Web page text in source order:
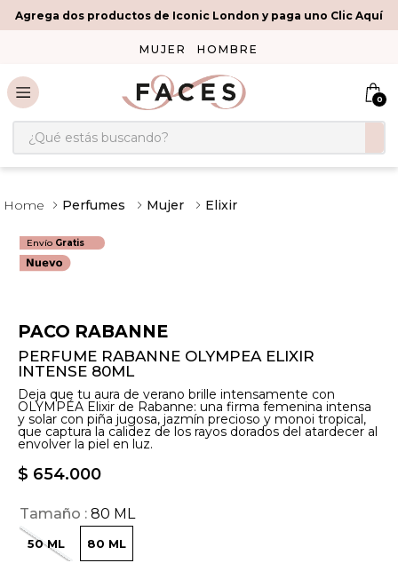
Agrega dos productos de Iconic London y paga uno Clic Aquí
MUJER HOMBRE
0
¿Qué estás buscando?
Perfumes Mujer Elixir
Envío Gratis
PACO RABANNE
PERFUME RABANNE OLYMPEA ELIXIR
INTENSE 80ML
Deja que tu aura de verano brille intensamente con
OLYMPÉA Elixir de Rabanne: una firma femenina intensa
y solar con piña jugosa, jazmín precioso y monoi tropical,
que captura la calidez de los rayos dorados del atardecer al
envolver la piel en luz.
$ 654.000
Tamaño 80 ML
50 ML 80 ML